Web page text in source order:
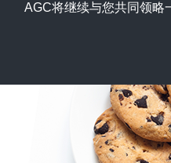
AGC将继续与您共同领略